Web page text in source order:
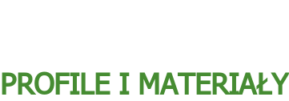
PROFILE I MATERIAŁY